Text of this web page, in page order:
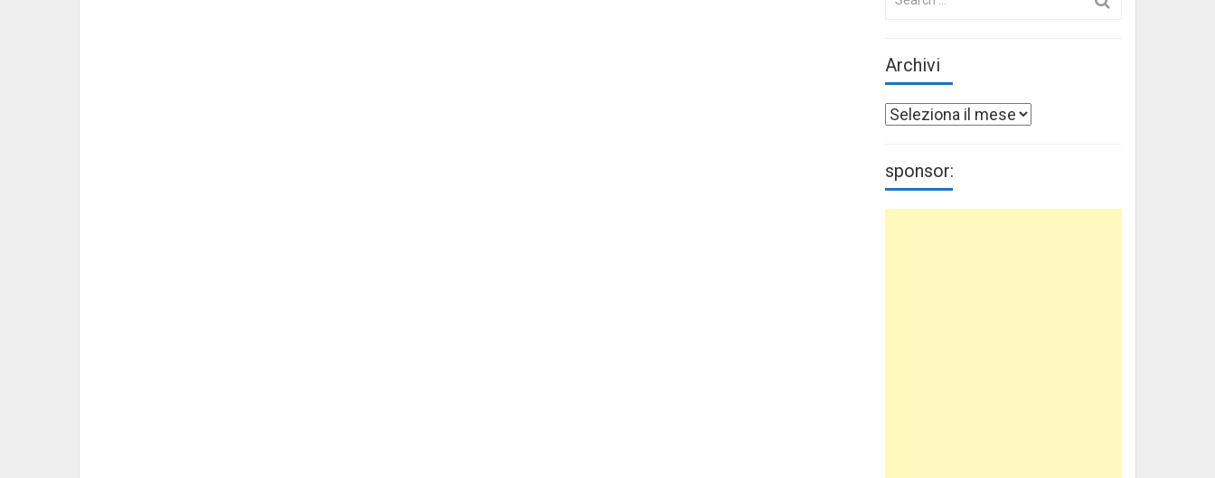
Archivi
Archivi
sponsor: